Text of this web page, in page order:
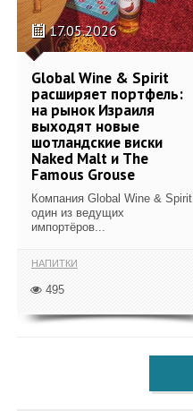
17.05.2026
Global Wine & Spirit
расширяет портфель:
на рынок Израиля
выходят новые
шотландские виски
Naked Malt и The
Famous Grouse
Компания Global Wine & Spirit,
один из ведущих
импортёров...
НАПИТКИ
495